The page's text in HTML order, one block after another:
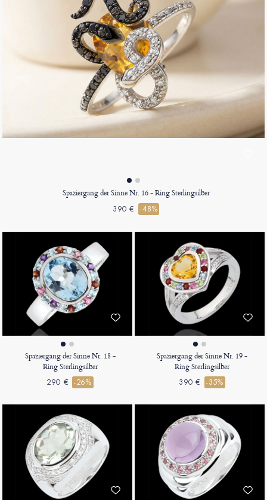
Spaziergang der Sinne Nr. 16 - Ring Sterlingsilber
390 € -48%
Spaziergang der Sinne Nr. 18 -
Ring Sterlingsilber
290 € -26%
Spaziergang der Sinne Nr. 19 -
Ring Sterlingsilber
390 € -35%